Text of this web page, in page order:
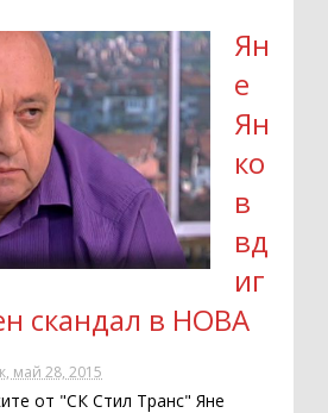
Ян
е
Ян
ко
в
вд
иг
скандал в НОВА
май 28, 2015
от "СК Стил Транс" Яне